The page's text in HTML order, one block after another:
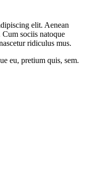
elit. Aenean
sociis natoque
ridiculus mus.
eu, pretium quis, sem.